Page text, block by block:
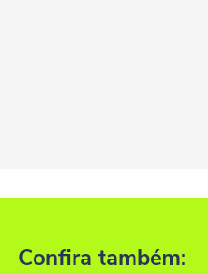
Confira também: